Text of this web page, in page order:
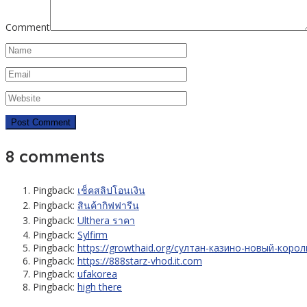
Comment
8 comments
Pingback: เช็คสลิปโอนเงิน
Pingback: สินค้ากิฟฟารีน
Pingback: Ulthera ราคา
Pingback: Sylfirm
Pingback: https://growthaid.org/султан-казино-новый-
Pingback: https://888starz-vhod.it.com
Pingback: ufakorea
Pingback: high there